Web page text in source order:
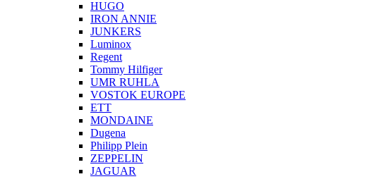
HUGO
IRON ANNIE
JUNKERS
Luminox
Regent
Tommy Hilfiger
UMR RUHLA
VOSTOK EUROPE
ETT
MONDAINE
Dugena
Philipp Plein
ZEPPELIN
JAGUAR